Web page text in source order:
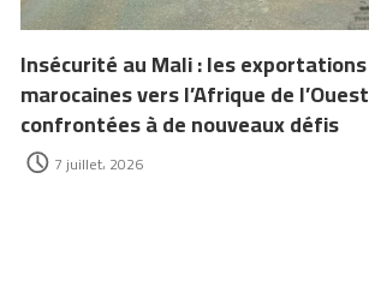
Insécurité au Mali : les exportations
marocaines vers l’Afrique de l’Ouest
confrontées à de nouveaux défis
7 juillet، 2026